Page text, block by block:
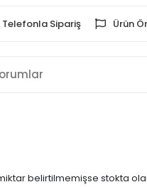
Telefonla Sipariş Ürün
belirtilmemişse stokta